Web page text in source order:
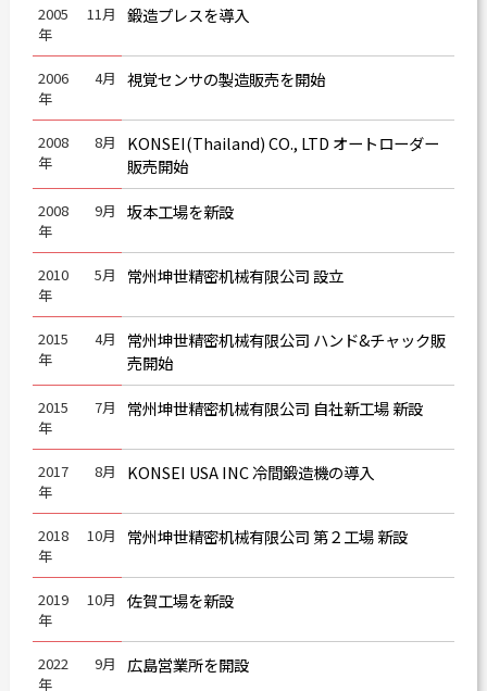
2005
年
11月 鍛造プレスを導入
2006
年
4月 視覚センサの製造販売を開始
2008
年
8月
KONSEI(Thailand) CO., LTD オートローダー
販売開始
2008
年
9月 坂本工場を新設
2010
年
5月 常州坤世精密机械有限公司 設立
2015
年
4月
常州坤世精密机械有限公司 ハンド&チャック販
売開始
2015
年
7月 常州坤世精密机械有限公司 自社新工場 新設
2017
年
8月 KONSEI USA INC 冷間鍛造機の導入
2018
年
10月 常州坤世精密机械有限公司 第２工場 新設
2019
年
10月 佐賀工場を新設
2022
年
9月 広島営業所を開設